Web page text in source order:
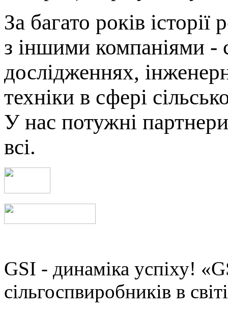
За багато років
з іншими компаніями -
дослідженнях,
техніки в сфері
У нас потужні
всі.
GSI - динаміка успіху!
сільгоспвиробників в